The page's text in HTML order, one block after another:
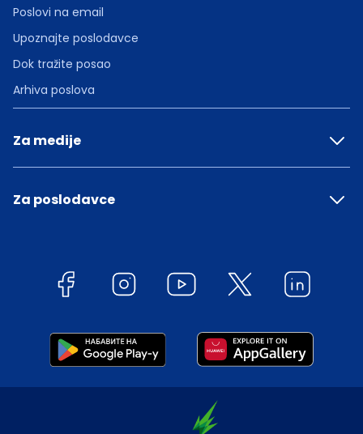
Poslovi na email
Upoznajte poslodavce
Dok tražite posao
Arhiva poslova
Za medije
Za poslodavce